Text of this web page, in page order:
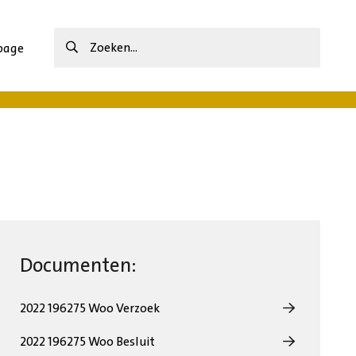
Zoeken
naar:
Documenten:
Open
bestand,
2022 196275 Woo Verzoek
Open
2022 196275 Woo Besluit